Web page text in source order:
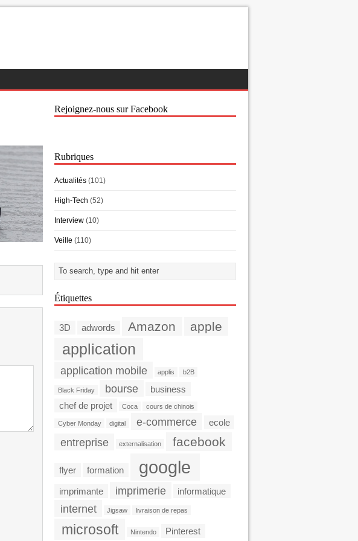
Rejoignez-nous sur Facebook
Rubriques
Actualités (101)
High-Tech (52)
Interview (10)
Veille (110)
Étiquettes
3D adwords Amazon apple
application
application mobile applis b2B
Black Friday bourse
business
chef de projet
Coca cours de chinois
Cyber Monday digital e-commerce ecole
entreprise externalisation facebook
flyer formation google
imprimante imprimerie informatique
internet Jigsaw livraison de repas
microsoft Nintendo Pinterest